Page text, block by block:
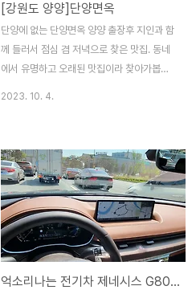
[강원도 양양]단양면옥
단양에 없는 단양면옥 양양 출장후 지인과 함
께 들러서 점심 겸 저녁으로 찾은 맛집. 동네
에서 유명하고 오래된 맛집이라 찾아가봅니
친 절 5 ㅁ 청 결 4 매우만족 5, 만족 4, 보통
3, 미흡 2, 매우미흡 1 ( 지극히 개인적인 사
견입니다. 참고만 하시기 바랍니다. ) 2023-
07-06
2023. 10. 4.
억소리나는 전기차 제네시스 G80 ELECTRIFIED